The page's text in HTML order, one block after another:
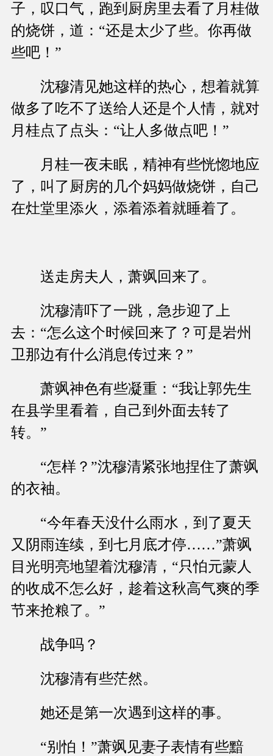
子，叹口气，跑到厨房里去看了月桂做
的烧饼，道：“还是太少了些。你再做
些吧！”
沈穆清见她这样的热心，想着就算
做多了吃不了送给人还是个人情，就对
月桂点了点头：“让人多做点吧！”
月桂一夜未眠，精神有些恍惚地应
了，叫了厨房的几个妈妈做烧饼，自己
在灶堂里添火，添着添着就睡着了。
送走房夫人，萧飒回来了。
沈穆清吓了一跳，急步迎了上
去：“怎么这个时候回来了？可是岩州
卫那边有什么消息传过来？”
萧飒神色有些凝重：“我让郭先生
在县学里看着，自己到外面去转了
转。”
“怎样？”沈穆清紧张地捏住了萧飒
的衣袖。
“今年春天没什么雨水，到了夏天
又阴雨连续，到七月底才停……”萧飒
目光明亮地望着沈穆清，“只怕元蒙人
的收成不怎么好，趁着这秋高气爽的季
节来抢粮了。”
战争吗？
沈穆清有些茫然。
她还是第一次遇到这样的事。
“别怕！”萧飒见妻子表情有些黯